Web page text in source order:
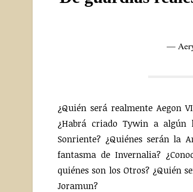
—
¿Quién será realmente Aegon
¿Habrá criado Tywin a algún
Sonriente? ¿Quiénes serán la
fantasma de Invernalia?
quiénes son los Otros? ¿Quién
Joramun?